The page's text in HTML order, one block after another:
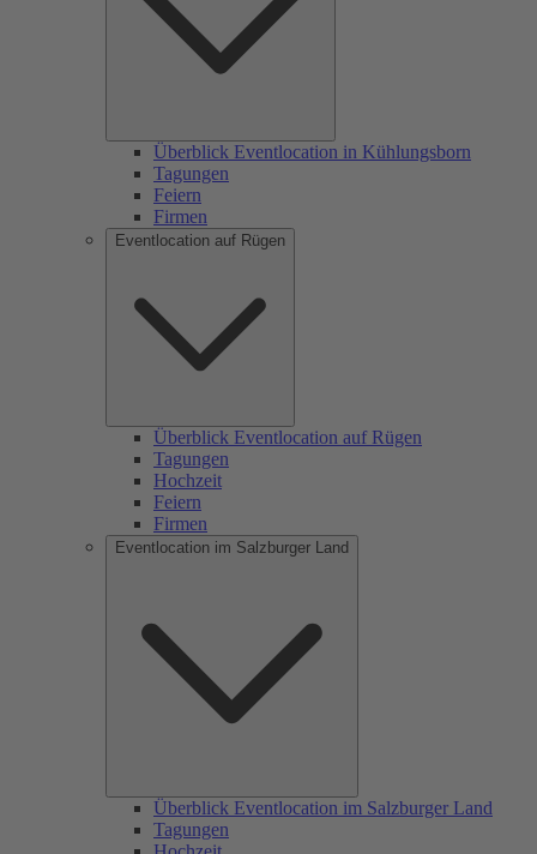
Überblick Eventlocation in Kühlungsborn
Tagungen
Feiern
Firmen
Eventlocation auf Rügen
Überblick Eventlocation auf Rügen
Tagungen
Hochzeit
Feiern
Firmen
Eventlocation im Salzburger Land
Überblick Eventlocation im Salzburger Land
Tagungen